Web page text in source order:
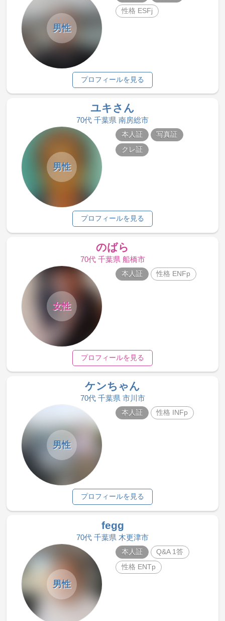
男性
性格 ESFj
プロフィールを見る
ユキさん
70代 千葉県 南房総市
男性
本人証
写真証
クレ証
プロフィールを見る
のばら
70代 千葉県 船橋市
女性
本人証 性格 ENFp
プロフィールを見る
ケンちゃん
70代 千葉県 市川市
男性
本人証 性格 INFp
プロフィールを見る
fegg
70代 千葉県 木更津市
男性
本人証
Q&A 1答
性格 ENTp